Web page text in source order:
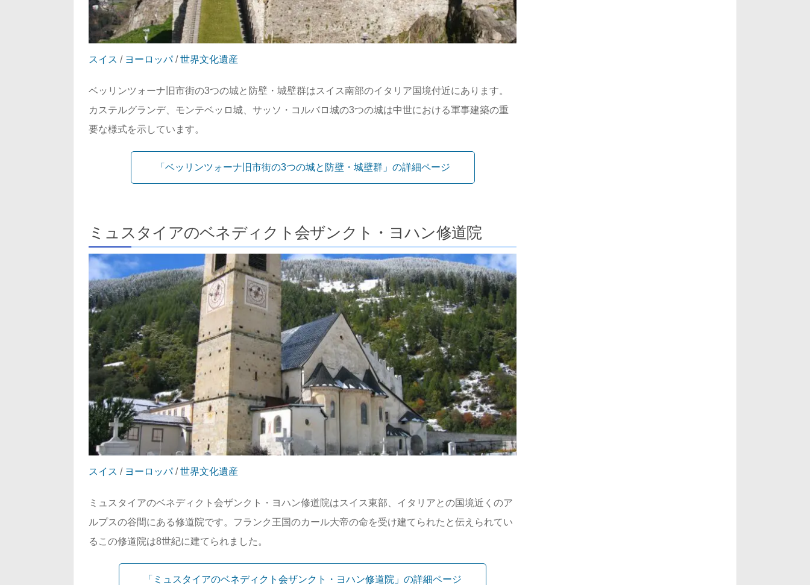
スイス / ヨーロッパ/世界文化遺産
ベッリンツォーナ旧市街の3つの城と防壁・城壁群はスイス南部のイタリア国境付近にあります。
カステルグランデ、モンテベッロ城、サッソ・コルバロ城の3つの城は中世における軍事建築の重
要な様式を示しています。
「ベッリンツォーナ旧市街の3つの城と防壁・城壁群」の詳細ページ
ミュスタイアのベネディクト会ザンクト・ヨハン修道院
スイス / ヨーロッパ/世界文化遺産
ミュスタイアのベネディクト会ザンクト・ヨハン修道院はスイス東部、イタリアとの国境近くのア
ルプスの谷間にある修道院です。フランク王国のカール大帝の命を受け建てられたと伝えられてい
るこの修道院は8世紀に建てられました。
「ミュスタイアのベネディクト会ザンクト・ヨハン修道院」の詳細ページ